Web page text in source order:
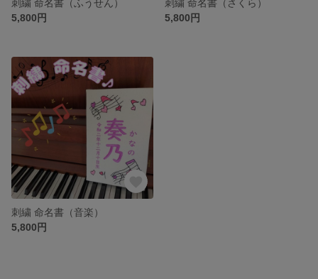
刺繍 命名書（ふうせん）
5,800円
刺繍 命名書（さくら）
5,800円
刺繍 命名書（音楽）
5,800円